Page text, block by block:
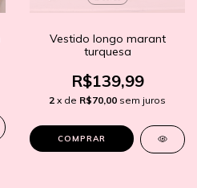
Vestido longo marant
turquesa
R$139,99
2 x de R$70,00 sem juros
COMPRAR